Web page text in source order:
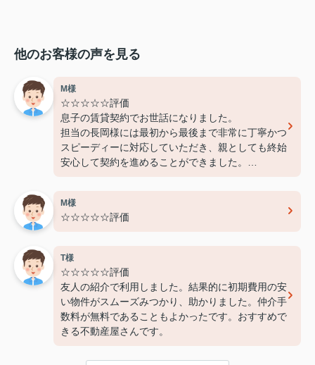
他のお客様の声を見る
M様
☆☆☆☆☆評価
息子の賃貸契約でお世話になりました。
担当の長岡様には最初から最後まで非常に丁寧かつ
スピーディーに対応していただき、親としても終始
安心して契約を進めることができました。
また機会があればぜひ利用させていただきたいと思
います。本当にありがとうございました！
M様
☆☆☆☆☆評価
T様
☆☆☆☆☆評価
友人の紹介で利用しました。結果的に初期費用の安
い物件がスムーズみつかり、助かりました。仲介手
数料が無料であることもよかったです。おすすめで
きる不動産屋さんです。